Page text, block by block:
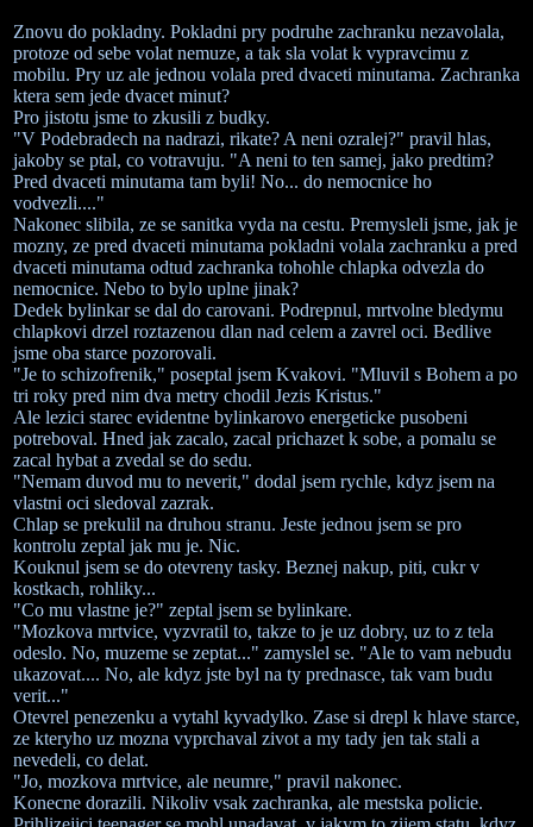
Znovu do pokladny. Pokladni pry podruhe zachranku nezavolala,
protoze od sebe volat nemuze, a tak sla volat k vypravcimu z
mobilu. Pry uz ale jednou volala pred dvaceti minutama. Zachranka
ktera sem jede dvacet minut?
Pro jistotu jsme to zkusili z budky.
"V Podebradech na nadrazi, rikate? A neni ozralej?" pravil hlas,
jakoby se ptal, co votravuju. "A neni to ten samej, jako predtim?
Pred dvaceti minutama tam byli! No... do nemocnice ho
vodvezli...."
Nakonec slibila, ze se sanitka vyda na cestu. Premysleli jsme, jak je
mozny, ze pred dvaceti minutama pokladni volala zachranku a pred
dvaceti minutama odtud zachranka tohohle chlapka odvezla do
nemocnice. Nebo to bylo uplne jinak?
Dedek bylinkar se dal do carovani. Podrepnul, mrtvolne bledymu
chlapkovi drzel roztazenou dlan nad celem a zavrel oci. Bedlive
jsme oba starce pozorovali.
"Je to schizofrenik," poseptal jsem Kvakovi. "Mluvil s Bohem a po
tri roky pred nim dva metry chodil Jezis Kristus."
Ale lezici starec evidentne bylinkarovo energeticke pusobeni
potreboval. Hned jak zacalo, zacal prichazet k sobe, a pomalu se
zacal hybat a zvedal se do sedu.
"Nemam duvod mu to neverit," dodal jsem rychle, kdyz jsem na
vlastni oci sledoval zazrak.
Chlap se prekulil na druhou stranu. Jeste jednou jsem se pro
kontrolu zeptal jak mu je. Nic.
Kouknul jsem se do otevreny tasky. Beznej nakup, piti, cukr v
kostkach, rohliky...
"Co mu vlastne je?" zeptal jsem se bylinkare.
"Mozkova mrtvice, vyzvratil to, takze to je uz dobry, uz to z tela
odeslo. No, muzeme se zeptat..." zamyslel se. "Ale to vam nebudu
ukazovat.... No, ale kdyz jste byl na ty prednasce, tak vam budu
verit..."
Otevrel penezenku a vytahl kyvadylko. Zase si drepl k hlave starce,
ze kteryho uz mozna vyprchaval zivot a my tady jen tak stali a
nevedeli, co delat.
"Jo, mozkova mrtvice, ale neumre," pravil nakonec.
Konecne dorazili. Nikoliv vsak zachranka, ale mestska policie.